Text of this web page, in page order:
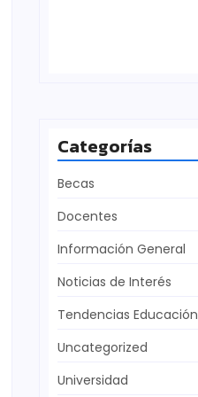
Categorías
Becas
Docentes
Información General
Noticias de Interés
Tendencias Educación
Uncategorized
Universidad